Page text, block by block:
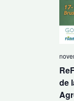
de